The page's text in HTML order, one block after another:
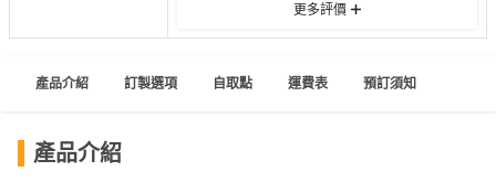
蛋
束
祝
日
員
知
件
更多評價
產品介紹 訂製選項 自取點 運費表 預訂須知
產品介紹